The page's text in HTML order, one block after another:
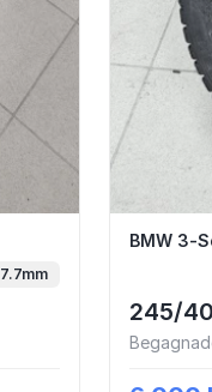
7.7mm
BMW
BMW 3-
245/